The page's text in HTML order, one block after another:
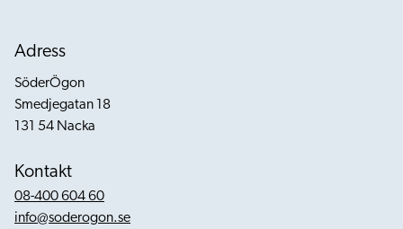
Adress
SöderÖgon
Smedjegatan 18
131 54 Nacka
Kontakt
08-400 604 60
info@soderogon.se